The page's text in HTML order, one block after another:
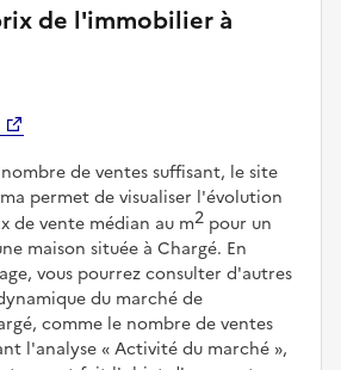
de l'immobilier à
de ventes suffisant, le site
permet de visualiser l'évolution
de vente médian au m2 pour un
maison située à Chargé. En
vous pourrez consulter d'autres
du marché de
comme le nombre de ventes
l'analyse
Activité du marché ,